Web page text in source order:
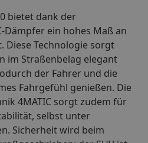
bietet dank der
Dämpfer ein hohes Maß an
Diese Technologie sorgt
im Straßenbelag elegant
der Fahrer und die
Fahrgefühl genießen. Die
4MATIC sorgt zudem für
selbst unter
Sicherheit wird beim